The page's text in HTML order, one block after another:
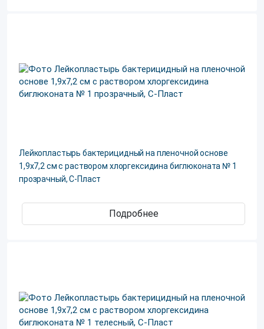
Лейкопластырь бактерицидный на пленочной основе
1,9х7,2 см с раствором хлоргексидина биглюконата № 1
прозрачный, С-Пласт
Подробнее